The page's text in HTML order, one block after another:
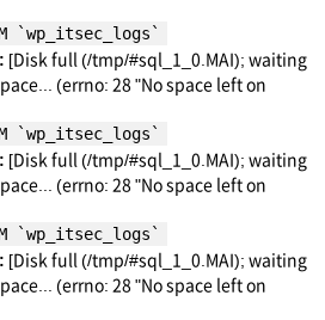
`wp_itsec_logs`
[Disk full (/tmp/#sql_1_0.MAI); waiting
(errno: 28 "No space left on
`wp_itsec_logs`
[Disk full (/tmp/#sql_1_0.MAI); waiting
(errno: 28 "No space left on
`wp_itsec_logs`
[Disk full (/tmp/#sql_1_0.MAI); waiting
(errno: 28 "No space left on